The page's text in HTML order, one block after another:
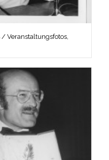
/ Veranstaltungsfotos,